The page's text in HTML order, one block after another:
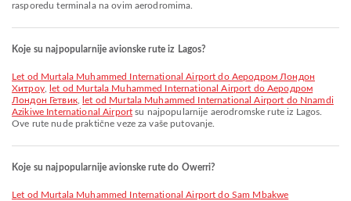
rasporedu terminala na ovim aerodromima.
Koje su najpopularnije avionske rute iz Lagos?
let od Murtala Muhammed International Airport do Аеродром Лондон
Хитроу,
let od Murtala Muhammed International Airport do Аеродром
Лондон Гетвик,
let od Murtala Muhammed International Airport do Nnamdi
Azikiwe International Airport su najpopularnije aerodromske rute iz Lagos.
Ove rute nude praktične veze za vaše putovanje.
Koje su najpopularnije avionske rute do Owerri?
let od Murtala Muhammed International Airport do Sam Mbakwe